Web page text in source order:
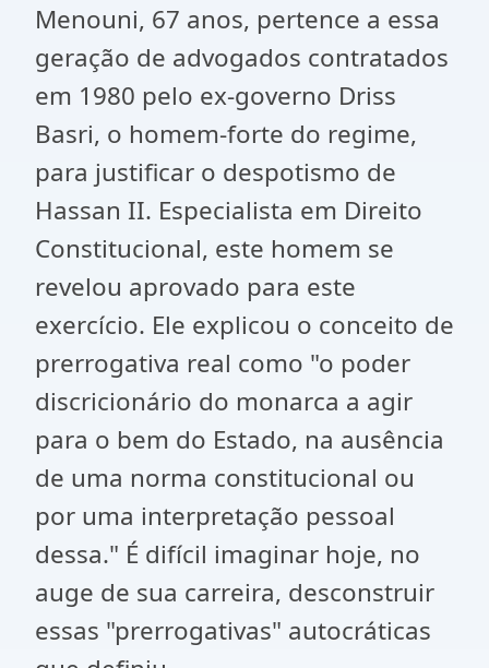
Menouni, 67 anos, pertence a essa
geração de advogados contratados
em 1980 pelo ex-governo Driss
Basri, o homem-forte do regime,
para justificar o despotismo de
Hassan II. Especialista em Direito
Constitucional, este homem se
revelou aprovado para este
exercício. Ele explicou o conceito de
prerrogativa real como "o poder
discricionário do monarca a agir
para o bem do Estado, na ausência
de uma norma constitucional ou
por uma interpretação pessoal
dessa." É difícil imaginar hoje, no
auge de sua carreira, desconstruir
essas "prerrogativas" autocráticas